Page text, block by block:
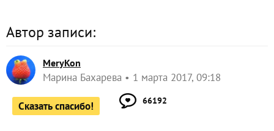
Автор записи:
MeryKon
Марина Бахарева 1 марта 2017, 09:18
Сказать спасибо! 66192